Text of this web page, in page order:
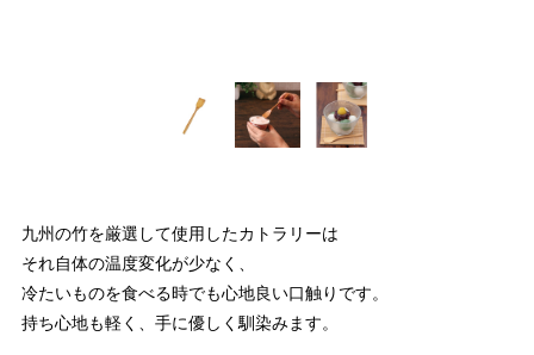
九州の竹を厳選して使用したカトラリーは
それ自体の温度変化が少なく、
冷たいものを食べる時でも心地良い口触りです。
持ち心地も軽く、手に優しく馴染みます。